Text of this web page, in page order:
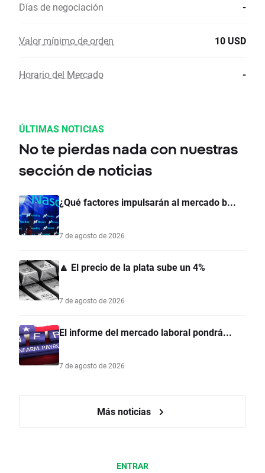
Días de negociación -
Valor mínimo de orden 10 USD
Horario del Mercado -
ÚLTIMAS NOTICIAS
No te pierdas nada con nuestras
sección de noticias
¿Qué factores impulsarán al mercado b...
7 de agosto de 2026
🔼 El precio de la plata sube un 4%
7 de agosto de 2026
El informe del mercado laboral pondrá...
7 de agosto de 2026
Más noticias
ENTRAR